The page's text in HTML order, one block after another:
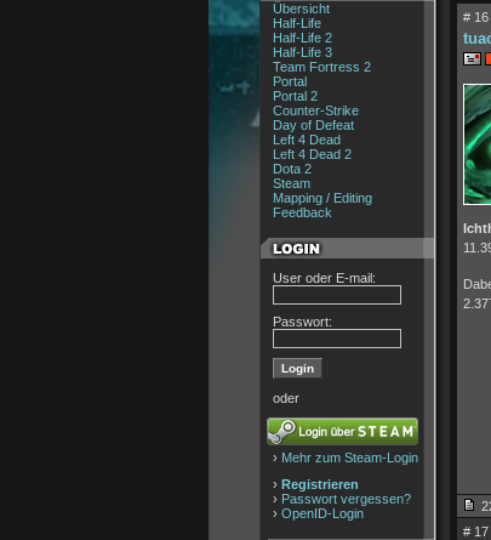
Übersicht
Half-Life
Half-Life 2
Half-Life 3
Team Fortress 2
Portal
Portal 2
Counter-Strike
Day of Defeat
Left 4 Dead
Left 4 Dead 2
Dota 2
Steam
Mapping / Editing
Feedback
User oder E-mail:
Passwort:
oder
› Mehr zum Steam-Login
› Registrieren
› Passwort vergessen?
› OpenID-Login
# 16
# 17